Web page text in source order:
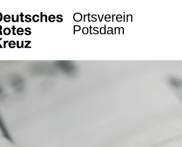
Ortsverein
Potsdam